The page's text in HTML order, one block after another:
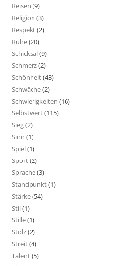
Reisen (9)
Religion (3)
Respekt(2)
Ruhe(20)
Schicksal(9)
Schmerz(2)
Schönheit(43)
Schwäche(2)
Schwierigkeiten (16)
Selbstwert(115)
Sieg(2)
Sinn (1)
Spiel(1)
Sport(2)
Sprache(3)
Standpunkt(1)
Stärke(54)
Stil(1)
Stille(1)
Stolz(2)
Streit(4)
Talent(5)